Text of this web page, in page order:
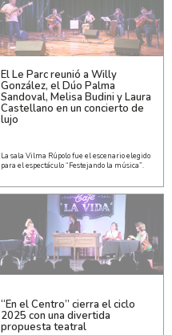
El Le Parc reunió a Willy
González, el Dúo Palma
Sandoval, Melisa Budini y Laura
Castellano en un concierto de
lujo
La sala Vilma Rúpolo fue el escenario elegido
para el espectáculo “Festejando la música”.
“En el Centro” cierra el ciclo
2025 con una divertida
propuesta teatral